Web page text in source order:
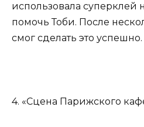
использовала суперклей
помочь Тоби. После
смог сделать это успешно.
4. «Сцена Парижского